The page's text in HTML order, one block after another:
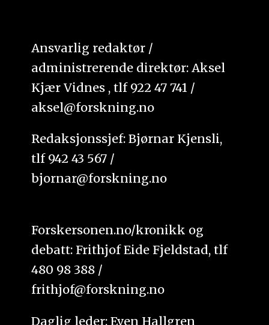
Ansvarlig redaktør /
administrerende direktør: Aksel
Kjær Vidnes , tlf 922 47 741 /
aksel@forskning.no
Redaksjonssjef: Bjørnar Kjensli,
tlf 942 43 567 /
bjornar@forskning.no
Forskersonen.no/kronikk og
debatt: Frithjof Eide Fjeldstad, tlf
480 98 388 /
frithjof@forskning.no
Daglig leder: Even Hallgren